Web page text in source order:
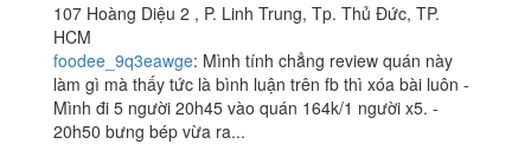
107 Hoàng Diệu 2 , P. Linh Trung, Tp. Thủ Đức, TP.
HCM
foodee_9q3eawge: Mình tính chẳng review quán này
làm gì mà thấy tức là bình luận trên fb thì xóa bài luôn -
Mình đi 5 người 20h45 vào quán 164k/1 người x5. -
20h50 bưng bép vừa ra...